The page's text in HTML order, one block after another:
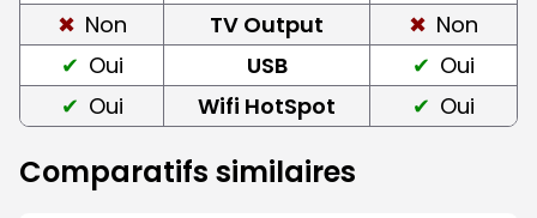
Non
TV Output
Non
Oui
USB
Oui
Oui
Wifi HotSpot Oui
Comparatifs similaires